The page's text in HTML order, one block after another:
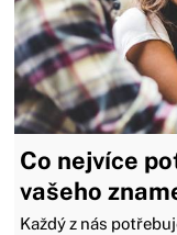
Co nejvíce
vašeho
Každý z nás